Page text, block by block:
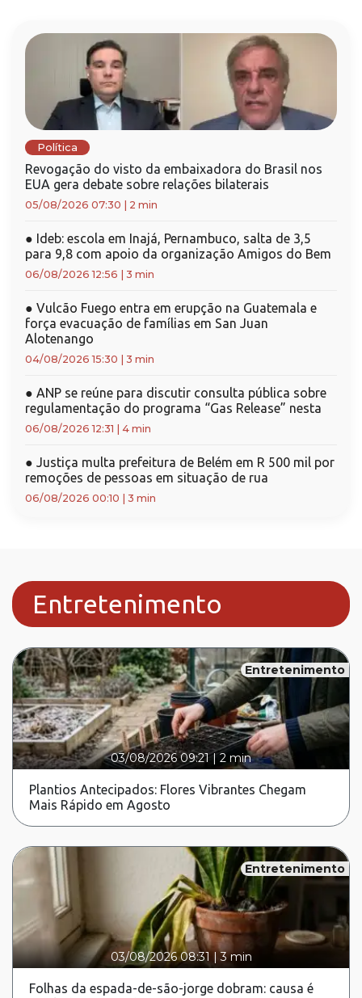
Política
Revogação do visto da embaixadora do Brasil nos
EUA gera debate sobre relações bilaterais
05/08/2026 07:30 2 min
● Ideb: escola em Inajá, Pernambuco, salta de 3,5
para 9,8 com apoio da organização Amigos do Bem
06/08/2026 12:56 3 min
● Vulcão Fuego entra em erupção na Guatemala e
força evacuação de famílias em San Juan
Alotenango
04/08/2026 15:30 3 min
● ANP se reúne para discutir consulta pública sobre
regulamentação do programa “Gas Release” nesta
06/08/2026 12:31 4 min
● Justiça multa prefeitura de Belém em R 500 mil por
remoções de pessoas em situação de rua
06/08/2026 00:10 3 min
Entretenimento
Entretenimento
03/08/2026 09:21|2 min
Plantios Antecipados: Flores Vibrantes Chegam
Mais Rápido em Agosto
Entretenimento
03/08/2026 08:31 |3 min
Folhas da espada-de-são-jorge dobram: causa é